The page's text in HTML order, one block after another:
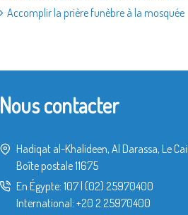
Accomplir la prière funèbre à la mosquée
Nous contacter
Hadiqat al-Khalideen, Al Darassa, Le
Boîte postale 11675
En Égypte: 107 (02) 25970400
International: +20 2 25970400